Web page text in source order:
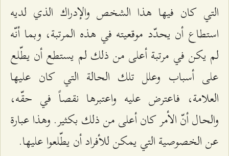
التي كان فيها هذا الشخص والإدراك الذي لديه
استطاع أن يحدّد موقعيته في هذه المرتبة، وبما أنّه
لم يكن في مرتبة أعلى من ذلك لم يستطع أن يطّلع
على أسباب وعلل تلك الحالة التي كان عليها
العلامة، فاعترض عليه واعتبرها نقصاً في حقّه،
والحال أنّ الأمر كان أعلى من ذلك بكثير. وهذا عبارة
عن الخصوصية التي يمكن للأفراد أن يطّلعوا عليها.